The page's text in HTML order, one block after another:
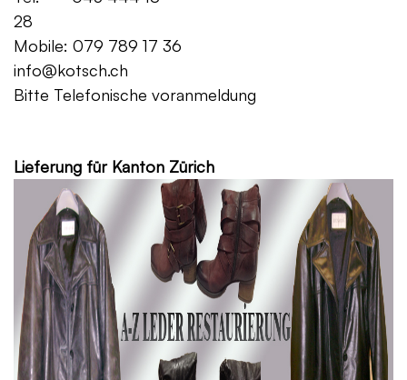
28
Mobile: 079 789 17 36
info@kotsch.ch
Bitte Telefonische voranmeldung
Lieferung für Kanton Zürich